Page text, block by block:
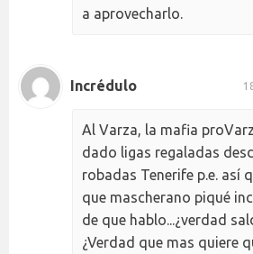
a aprovecharlo.
Incrédulo
Al Varza, la mafia
dado ligas regaladas
robadas Tenerife p.e. así
que mascherano piqué
de que hablo...¿verdad
¿Verdad que mas quiere